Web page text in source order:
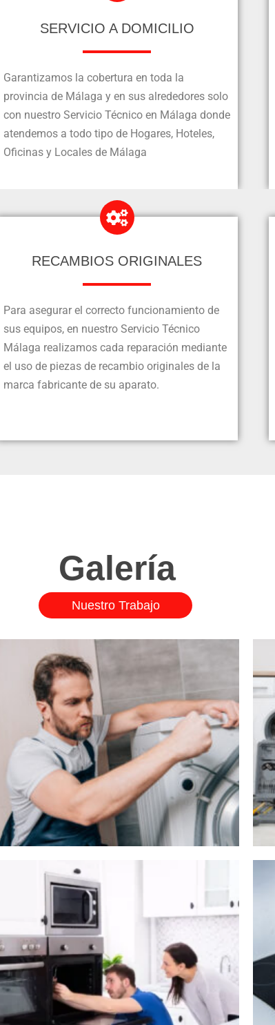
SERVICIO A DOMICILIO
Garantizamos la cobertura en toda la
provincia de Málaga y en sus alrededores solo
con nuestro Servicio Técnico en Málaga donde
atendemos a todo tipo de Hogares, Hoteles,
Oficinas y Locales de Málaga
RECAMBIOS ORIGINALES
Para asegurar el correcto funcionamiento de
sus equipos, en nuestro Servicio Técnico
Málaga realizamos cada reparación mediante
el uso de piezas de recambio originales de la
marca fabricante de su aparato.
Galería
Nuestro Trabajo